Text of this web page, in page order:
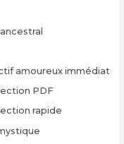
amoureux immédiat
PDF
rapide